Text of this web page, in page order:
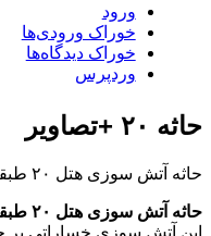
ورود
خوراک ورودی‌ها
خوراک دیدگاه‌ها
وردپرس
حاثه ۲۰ +تصاویر
حاثه آتش سوزی هتل ۲۰ طبقه در مکه!! +تصاویر
حاثه آتش سوزی هتل ۲۰ طبقه در مکه!! +تصاویر